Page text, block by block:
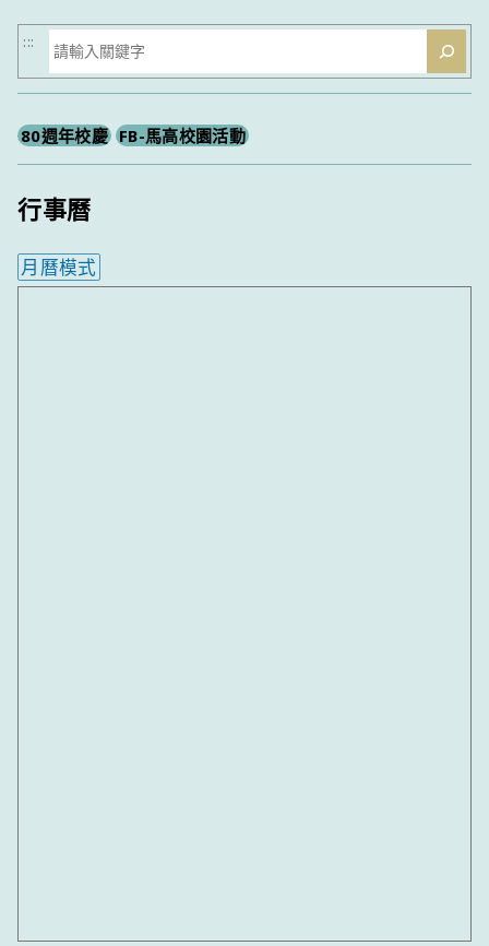
搜
尋
:::
80週年校慶 FB-馬高校園活動
行事曆
月曆模式